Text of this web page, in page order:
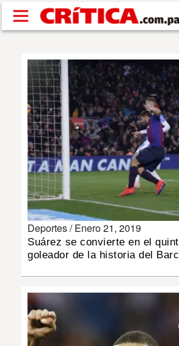
Pasar al contenido principal
SUCESOS
NACIONAL
POLÍTICA
SHOW
DEPORTES
MUNDO
INSÓLITAS
MULTIMEDIA
Deportes /Enero 21, 2019
Suárez se convierte en el
goleador de la historia del